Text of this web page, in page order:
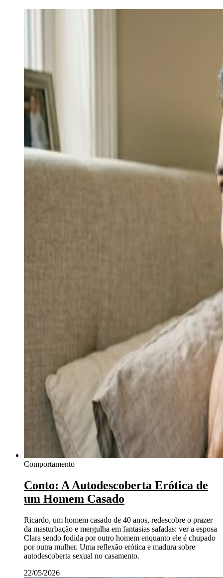
Comportamento
Conto: A Autodescoberta Erótica de
um Homem Casado
Ricardo, um homem casado de 40 anos, redescobre o prazer
da masturbação e mergulha em fantasias safadas: ver a esposa
Clara sendo fodida por outro homem enquanto ele é chupado
por outra mulher. Uma reflexão erótica e madura sobre
autodescoberta sexual no casamento.
22/05/2026